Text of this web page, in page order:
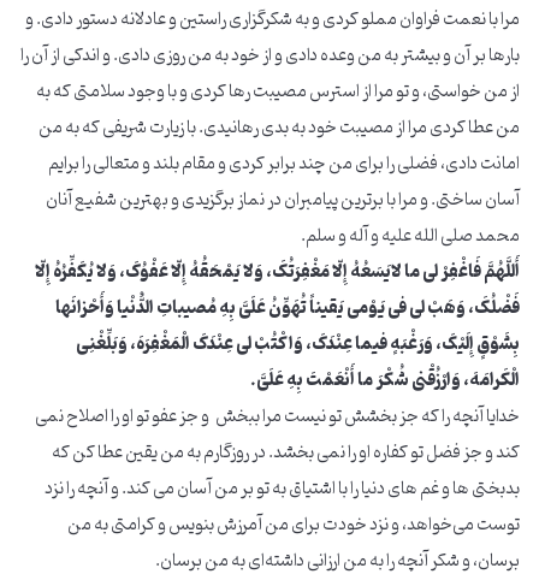
مرا با نعمت فراوان مملو کردی و به شکرگزاری راستین و عادلانه دستور دادی. و
بارها بر آن و بیشتر به من وعده دادی و از خود به من روزی دادی. و اندکی از آن را
از من خواستی، و تو مرا از استرس مصیبت رها کردی و با وجود سلامتی که به
من عطا کردی مرا از مصیبت خود به بدی رهانیدی. با زیارت شریفی که به من
امانت دادی، فضلی را برای من چند برابر کردی و مقام بلند و متعالی را برایم
آسان ساختی. و مرا با برترین پیامبران در نماز برگزیدی و بهترین شفیع آنان
محمد صلی الله علیه و آله و سلم.
أَللَّهُمَّ فَاغْفِرْ لی ما لایَسَعُهُ إِلّا مَغْفِرَتُکَ، وَلا یَمْحَقُهُ إِلّا عَفْوُکَ، وَلا یُکَفِّرُهُ إِلّا
فَضْلُکَ، وَهَبْ لی فی یَوْمی یَقیناً تُهَوِّنُ عَلَیَّ بِهِ مُصیباتِ الدُّنْیا وَأَحْزانَها
بِشَوْقٍ إِلَیْکَ، وَرَغْبَهٍ فیما عِنْدَکَ، وَاکْتُبْ لی عِنْدَکَ الْمَغْفِرَهَ، وَبَلِّغْنِی
الْکَرامَهَ، وَارْزُقْنی شُکْرَ ما أَنْعَمْتَ بِهِ عَلَیَّ.
خدایا آنچه را که جز بخشش تو نیست مرا ببخش و جز عفو تو او را اصلاح نمی
کند و جز فضل تو کفاره او را نمی بخشد. در روزگارم به من یقین عطا کن که
بدبختی ها و غم های دنیا را با اشتیاق به تو بر من آسان می کند. و آنچه را نزد
توست می‌خواهد، و نزد خودت برای من آمرزش بنویس و کرامتی به من
برسان، و شکر آنچه را به من ارزانی داشته‌ای به من برسان.